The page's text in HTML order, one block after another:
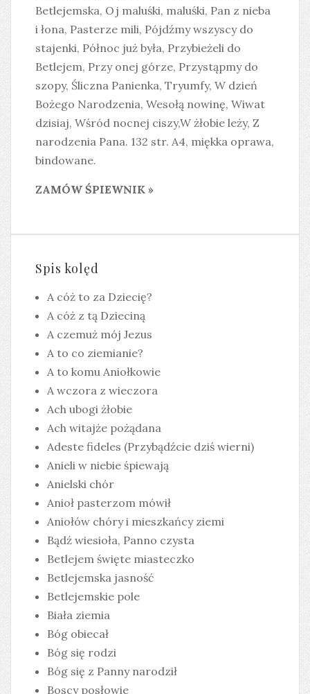
Betlejemska, Oj maluśki, maluśki, Pan z nieba
i łona, Pasterze mili, Pójdźmy wszyscy do
stajenki, Północ już była, Przybieżeli do
Betlejem, Przy onej górze, Przystąpmy do
szopy, Śliczna Panienka, Tryumfy, W dzień
Bożego Narodzenia, Wesołą nowinę, Wiwat
dzisiaj, Wśród nocnej ciszy,W żłobie leży, Z
narodzenia Pana. 132 str. A4, miękka oprawa,
bindowane.
ZAMÓW ŚPIEWNIK »
Spis kolęd
A cóż to za Dziecię?
A cóż z tą Dzieciną
A czemuż mój Jezus
A to co ziemianie?
A to komu Aniołkowie
A wczora z wieczora
Ach ubogi żłobie
Ach witajże pożądana
Adeste fideles (Przybądźcie dziś wierni)
Anieli w niebie śpiewają
Anielski chór
Anioł pasterzom mówił
Aniołów chóry i mieszkańcy ziemi
Bądź wiesioła, Panno czysta
Betlejem święte miasteczko
Betlejemska jasność
Betlejemskie pole
Biała ziemia
Bóg obiecał
Bóg się rodzi
Bóg się z Panny narodził
Boscy posłowie